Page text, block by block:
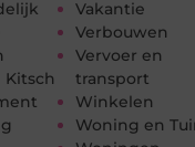
Kitsch
Vakantie
Verbouwen
Vervoer en
transport
Winkelen
Woning en